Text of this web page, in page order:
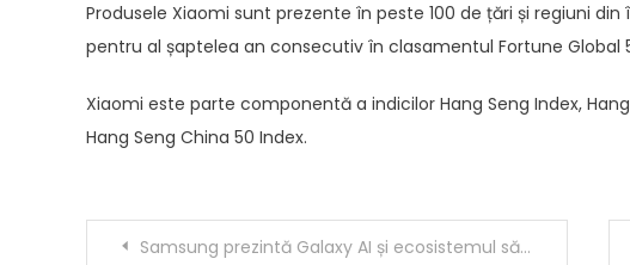
Produsele Xiaomi sunt prezente în peste 100 de țări și regiuni
pentru al șaptelea an consecutiv în clasamentul Fortune Global
Xiaomi este parte componentă a indicilor Hang Seng Index,
Hang Seng China 50 Index.
PostSamsung prezintă Galaxy AI și ecosistemul său conectat la MWC 2026